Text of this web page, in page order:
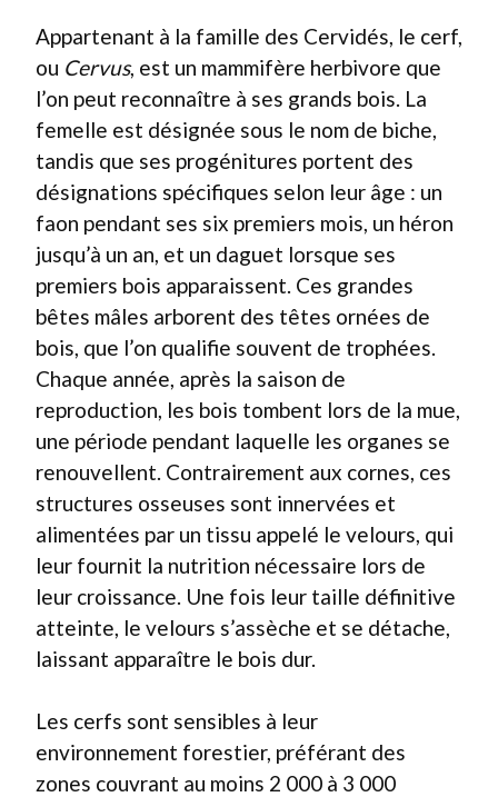
Appartenant à la famille des Cervidés, le cerf,
ou Cervus, est un mammifère herbivore que
l’on peut reconnaître à ses grands bois. La
femelle est désignée sous le nom de biche,
tandis que ses progénitures portent des
désignations spécifiques selon leur âge : un
faon pendant ses six premiers mois, un héron
jusqu’à un an, et un daguet lorsque ses
premiers bois apparaissent. Ces grandes
bêtes mâles arborent des têtes ornées de
bois, que l’on qualifie souvent de trophées.
Chaque année, après la saison de
reproduction, les bois tombent lors de la mue,
une période pendant laquelle les organes se
renouvellent. Contrairement aux cornes, ces
structures osseuses sont innervées et
alimentées par un tissu appelé le velours, qui
leur fournit la nutrition nécessaire lors de
leur croissance. Une fois leur taille définitive
atteinte, le velours s’assèche et se détache,
laissant apparaître le bois dur.
Les cerfs sont sensibles à leur
environnement forestier, préférant des
zones couvrant au moins 2 000 à 3 000